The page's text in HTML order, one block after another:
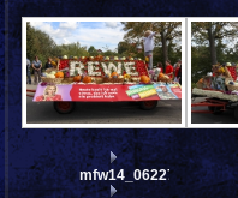
mfw14_062278